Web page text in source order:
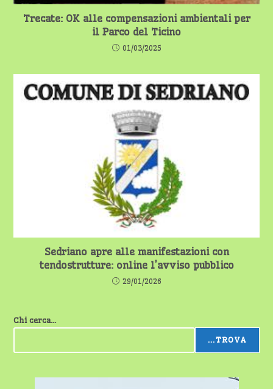
Trecate: OK alle compensazioni ambientali per
il Parco del Ticino
01/03/2025
Sedriano apre alle manifestazioni con
tendostrutture: online l’avviso pubblico
29/01/2026
Chi cerca...
...TROVA